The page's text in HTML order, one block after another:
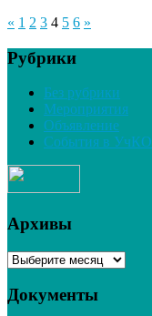
« 1 2 3 4 5 6 »
Рубрики
Без рубрики
Мероприятия
Объявление
События в УчКО
Архивы
Архивы
Документы